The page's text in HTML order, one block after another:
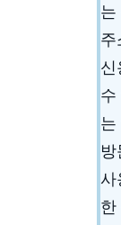
는
주
신
수
는
사
한